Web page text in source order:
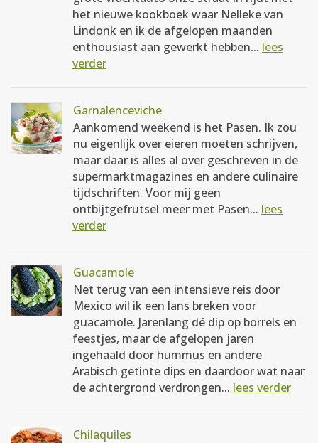
het nieuwe kookboek waar Nelleke van
Lindonk en ik de afgelopen maanden
enthousiast aan gewerkt hebben... lees
verder
Garnalenceviche
Aankomend weekend is het Pasen. Ik zou
nu eigenlijk over eieren moeten schrijven,
maar daar is alles al over geschreven in de
supermarktmagazines en andere culinaire
tijdschriften. Voor mij geen
ontbijtgefrutsel meer met Pasen... lees
verder
Guacamole
Net terug van een intensieve reis door
Mexico wil ik een lans breken voor
guacamole. Jarenlang dé dip op borrels en
feestjes, maar de afgelopen jaren
ingehaald door hummus en andere
Arabisch getinte dips en daardoor wat naar
de achtergrond verdrongen... lees verder
Chilaquiles